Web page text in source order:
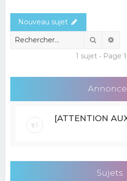
Nouveau sujet
1 sujet • Page 1
[ATTENTION
Sujets